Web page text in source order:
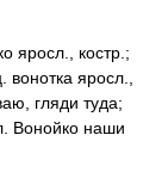
яросл., костр.;
яросл.,
гляди туда;
Вонойко наши